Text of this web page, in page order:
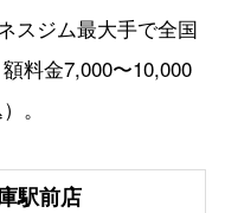
スジム最大手で全国
料金7,000〜10,000
。
駅前店